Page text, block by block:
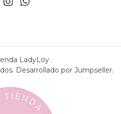
LadyLoy .
Desarrollado por Jumpseller.